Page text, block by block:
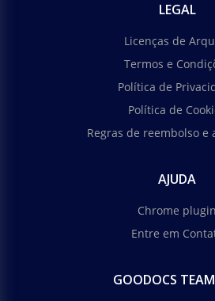
LEGAL
Licenças de
Termos e
Política de
Política de
Regras de reembolso e
AJUDA
Chrome plugin
Entre em
GOODOCS